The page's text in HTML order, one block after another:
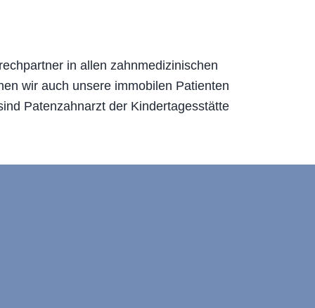
in allen zahnmedizinischen
wir auch unsere immobilen Patienten
Patenzahnarzt der Kindertagesstätte